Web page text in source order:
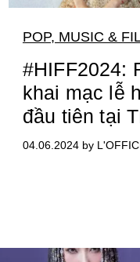
POP, MUSIC &
#HIFF2024:
khai mạc lễ
đầu tiên tại
04.06.2024 by